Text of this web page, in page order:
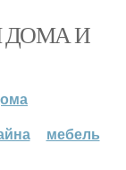
ДОМА И
мебель